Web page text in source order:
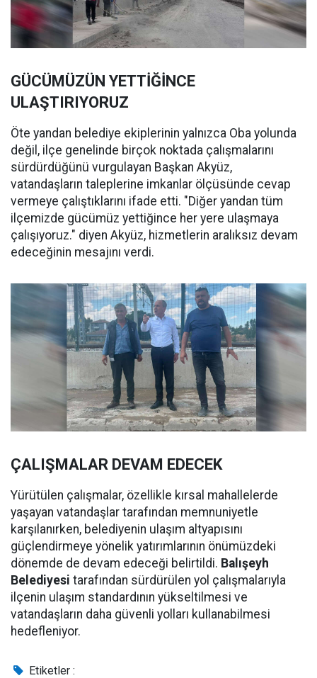
GÜCÜMÜZÜN YETTİĞİNCE
ULAŞTIRIYORUZ
Öte yandan belediye ekiplerinin yalnızca Oba yolunda
değil, ilçe genelinde birçok noktada çalışmalarını
sürdürdüğünü vurgulayan Başkan Akyüz,
vatandaşların taleplerine imkanlar ölçüsünde cevap
vermeye çalıştıklarını ifade etti. "Diğer yandan tüm
ilçemizde gücümüz yettiğince her yere ulaşmaya
çalışıyoruz." diyen Akyüz, hizmetlerin aralıksız devam
edeceğinin mesajını verdi.
ÇALIŞMALAR DEVAM EDECEK
Yürütülen çalışmalar, özellikle kırsal mahallelerde
yaşayan vatandaşlar tarafından memnuniyetle
karşılanırken, belediyenin ulaşım altyapısını
güçlendirmeye yönelik yatırımlarının önümüzdeki
dönemde de devam edeceği belirtildi. Balışeyh
Belediyesi tarafından sürdürülen yol çalışmalarıyla
ilçenin ulaşım standardının yükseltilmesi ve
vatandaşların daha güvenli yolları kullanabilmesi
hedefleniyor.
Etiketler :